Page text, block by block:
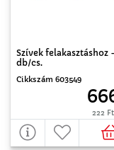
Szívek felakasztáshoz
db/cs.
Cikkszám 603549
222